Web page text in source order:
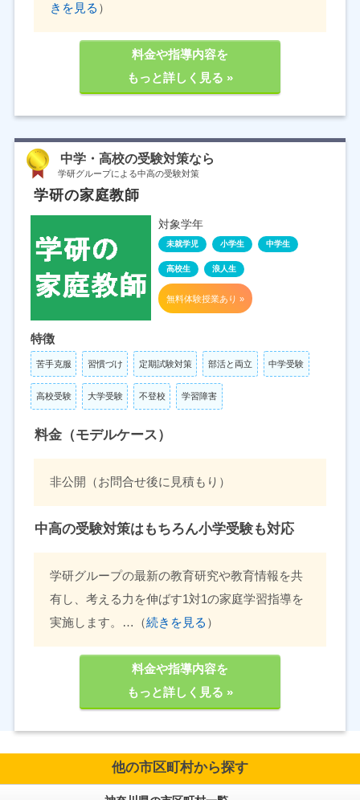
きを見る ）
料金や指導内容を
もっと詳しく見る »
中学・高校の受験対策なら
学研グループによる中高の受験対策
学研の家庭教師
対象学年
未就学児 小学生 中学生
高校生 浪人生
無料体験授業あり »
特徴
苦手克服 習慣づけ 定期試験対策 部活と両立 中学受験
高校受験 大学受験 不登校 学習障害
料金（モデルケース）
非公開（お問合せ後に見積もり）
中高の受験対策はもちろん小学受験も対応
学研グループの最新の教育研究や教育情報を共
有し、考える力を伸ばす1対1の家庭学習指導を
実施します。…（続きを見る ）
料金や指導内容を
もっと詳しく見る »
他の市区町村から探す